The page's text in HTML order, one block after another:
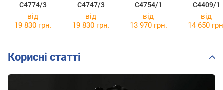
C4774/3
C4747/3
C4754/1
C4409/1
від
19 830 грн.
від
19 830 грн.
від
13 970 грн.
від
14 650
Корисні статті